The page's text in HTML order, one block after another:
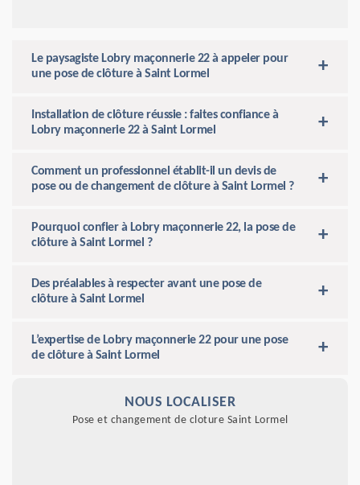
Le paysagiste Lobry maçonnerie 22 à appeler pour
une pose de clôture à Saint Lormel
Installation de clôture réussie : faites confiance à
Lobry maçonnerie 22 à Saint Lormel
Comment un professionnel établit-il un devis de
pose ou de changement de clôture à Saint Lormel ?
Pourquoi confier à Lobry maçonnerie 22, la pose de
clôture à Saint Lormel ?
Des préalables à respecter avant une pose de
clôture à Saint Lormel
L’expertise de Lobry maçonnerie 22 pour une pose
de clôture à Saint Lormel
NOUS LOCALISER
Pose et changement de cloture Saint Lormel